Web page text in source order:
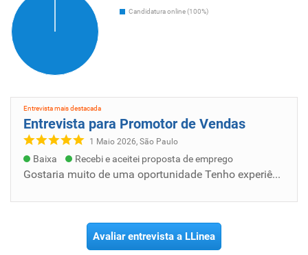
Candidatura online (100%)
Entrevista mais destacada
Entrevista para Promotor de Vendas
1 Maio 2026, São Paulo
Baixa Recebi e aceitei proposta de emprego
Gostaria muito de uma oportunidade Tenho experiência, fiz q marca Marata e kraft heinz Tiver uma vaga Santos São Vicente Guaruja
Avaliar entrevista a LLinea